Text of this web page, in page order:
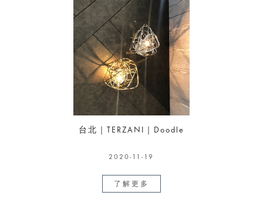
台北｜TERZANI｜Doodle
2020-11-19
了解更多